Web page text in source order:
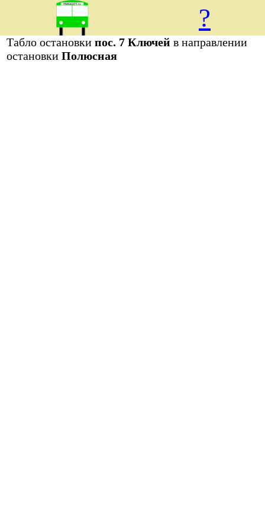
?
Табло остановкипос. 7 Ключейв направлении
остановкиПолюсная